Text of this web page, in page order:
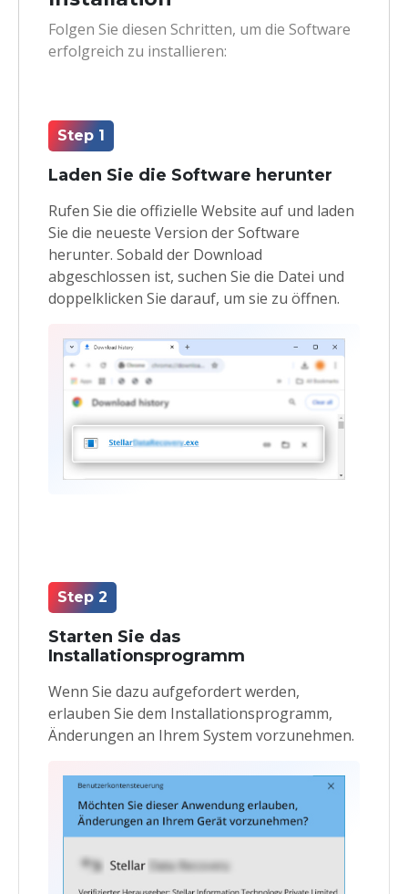
Folgen Sie diesen Schritten, um die Software
erfolgreich zu installieren:
Step 1
Laden Sie die Software herunter
Rufen Sie die offizielle Website auf und laden
Sie die neueste Version der Software
herunter. Sobald der Download
abgeschlossen ist, suchen Sie die Datei und
doppelklicken Sie darauf, um sie zu öffnen.
Step 2
Starten Sie das
Installationsprogramm
Wenn Sie dazu aufgefordert werden,
erlauben Sie dem Installationsprogramm,
Änderungen an Ihrem System vorzunehmen.